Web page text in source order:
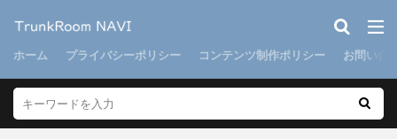
ホーム プライバシーポリシー コンテンツ制作ポリシー お問い合